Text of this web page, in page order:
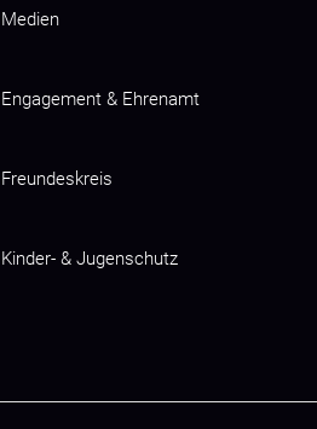
Medien
Engagement & Ehrenamt
Freundeskreis
Kinder- & Jugenschutz